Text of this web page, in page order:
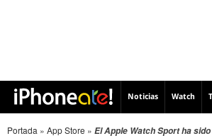
Noticias Watch
Portada » App Store » El Apple Watch Sport ha